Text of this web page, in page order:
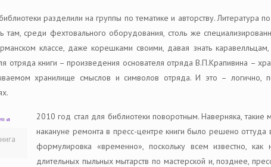
разделили на группы по тематике и авторству. Литература
там, среди фехтовального оборудования, столь же
классе, даже корешками своими, давая знать
отряда книги – произведения основателя отряда В.П.Крапивина –
хранилище смыслов и символов отряда. И это – логично,
2010 год стал для библиотеки поворотным. Наверняка,
накануне ремонта в пресс-центре книги было решено
формулировка «временно», поскольку всем известно,
длительных пыльных мытарств по мастерской и, позднее,